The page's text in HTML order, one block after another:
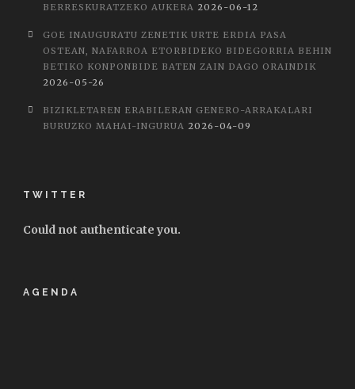
BERRESKURATZEKO AUKERA 2026-06-12
GOE INAUGURATU ZENETIK URTE ERDIA PASA
OSTEAN, NAFARROA ETORBIDEKO BIDEGORRIA BEHIN
BETIKO KONPONBIDE BATEN ZAIN DAGO ORAINDIK
2026-05-26
BIZIKLETAREN ERABILERAN GENERO-ARRAKALARI
BURUZKO MAHAI-INGURUA 2026-04-09
TWITTER
Could not authenticate you.
AGENDA